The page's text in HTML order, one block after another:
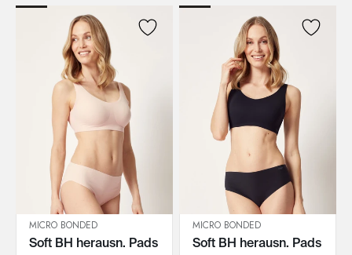
IN DEN WARENKORB
MICRO BONDED
Soft BH herausn. Pads
IN DEN WARENKORB
MICRO BONDED
Soft BH herausn. Pads